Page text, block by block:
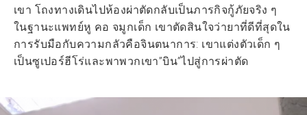
เขา โถงทางเดินไปห้องผ่าตัดกลับเป็นภารกิจกู้ภัยจริง ๆ
ในฐานะแพทย์หู คอ จมูกเด็ก เขาตัดสินใจว่ายาที่ดีที่สุดใน
การรับมือกับความกลัวคือจินตนาการ: เขาแต่งตัวเด็ก ๆ
เป็นซูเปอร์ฮีโร่และพาพวกเขา”บิน”ไปสู่การผ่าตัด